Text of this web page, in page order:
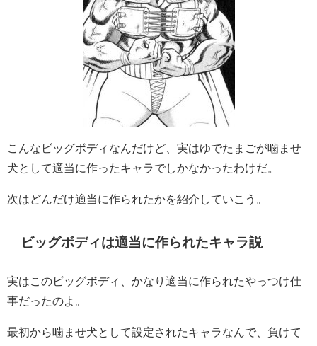
こんなビッグボディなんだけど、実はゆでたまごが噛ませ
犬として適当に作ったキャラでしかなかったわけだ。
次はどんだけ適当に作られたかを紹介していこう。
ビッグボディは適当に作られたキャラ説
実はこのビッグボディ、かなり適当に作られたやっつけ仕
事だったのよ。
最初から噛ませ犬として設定されたキャラなんで、負けて